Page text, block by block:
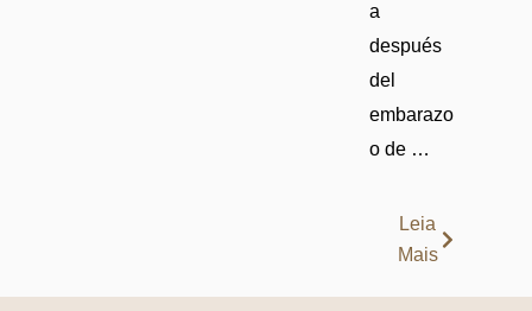
a
después
del
embarazo
o de …
Leia
Mais